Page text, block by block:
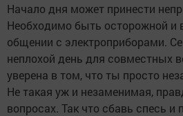
Начало дня может принести
Необходимо быть осторожной и
общении с электроприборами.
неплохой день для совместных
уверена в том, что ты просто
Не такая уж и незаменимая,
вопросах. Так что сбавь спесь и